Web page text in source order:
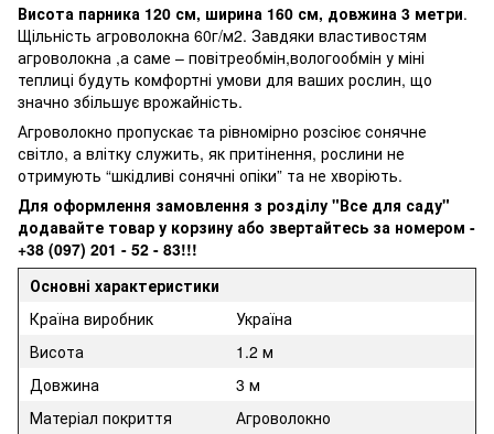
Висота парника 120 см, ширина 160 см, довжина 3 метри.
Щільність агроволокна 60г/м2. Завдяки властивостям
агроволокна ,а саме – повітреобмін,вологообмін у міні
теплиці будуть комфортні умови для ваших рослин, що
значно збільшує врожайність.
Агроволокно пропускає та рівномірно розсіює сонячне
світло, а влітку служить, як притінення, рослини не
отримують “шкідливі сонячні опіки” та не хворіють.
Для оформлення замовлення з розділу "Все для саду"
додавайте товар у корзину або звертайтесь за номером -
+38 (097) 201 - 52 - 83!!!
Основні характеристики
Країна виробник
Україна
Висота
1.2 м
Довжина
3 м
Матеріал покриття
Агроволокно